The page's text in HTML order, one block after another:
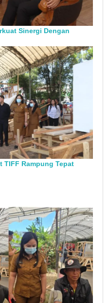
Sinergi Dengan
TIFF Rampung Tepat